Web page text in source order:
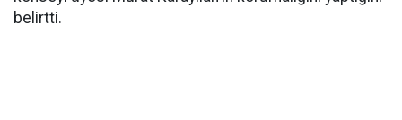
belirtti.